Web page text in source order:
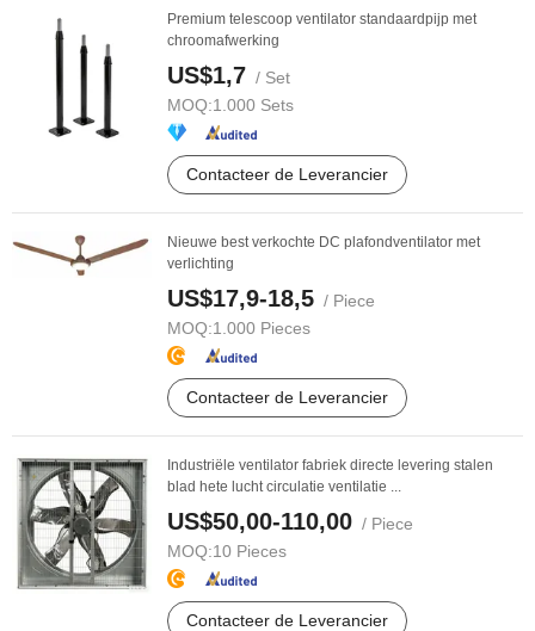
Premium telescoop ventilator standaardpijp met
chroomafwerking
US$1,7 / Set
MOQ:1.000 Sets
Contacteer de Leverancier
Nieuwe best verkochte DC plafondventilator met
verlichting
US$17,9-18,5 / Piece
MOQ:1.000 Pieces
Contacteer de Leverancier
Industriële ventilator fabriek directe levering stalen
blad hete lucht circulatie ventilatie ...
US$50,00-110,00 / Piece
MOQ:10 Pieces
Contacteer de Leverancier